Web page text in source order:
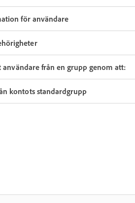
för användare
från en grupp genom att:
kontots standardgrupp